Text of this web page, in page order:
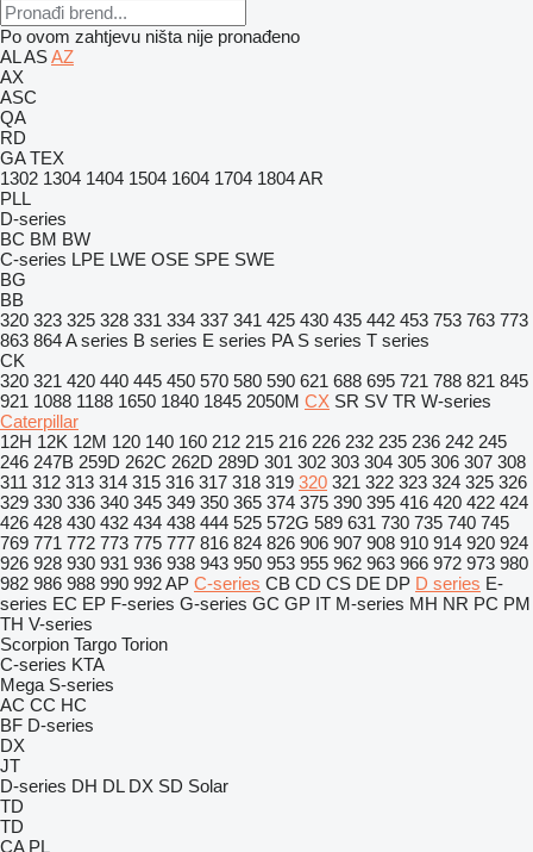
Po ovom zahtjevu ništa nije pronađeno
ALASAZ
AX
ASC
QA
RD
GA TEX
1302 1304 1404 1504 1604 1704 1804AR
PLL
D-series
BC BM BW
C-series LPE LWE OSE SPE SWE
BG
BB
320 323 325 328 331 334 337 341 425 430 435 442 453 753 763 773
863 864A series B series E series PA S series T series
CK
320 321 420 440 445 450 570 580 590 621 688 695 721 788 821 845
921 1088 1188 1650 1840 1845 2050M CX SR SV TR W-series
Caterpillar
12H 12K 12M 120 140 160 212 215 216 226 232 235 236 242 245
246 247B 259D 262C 262D 289D 301 302 303 304 305 306 307 308
311 312 313 314 315 316 317 318 319 320 321 322 323 324 325 326
329 330 336 340 345 349 350 365 374 375 390 395 416 420 422 424
426 428 430 432 434 438 444 525 572G 589 631 730 735 740 745
769 771 772 773 775 777 816 824 826 906 907 908 910 914 920 924
926 928 930 931 936 938 943 950 953 955 962 963 966 972 973 980
982 986 988 990 992AP C-series CB CD CS DE DP D series E-
series EC EP F-series G-series GC GP IT M-series MH NR PC PM
TH V-series
Scorpion Targo Torion
C-series KTA
Mega S-series
AC CC HC
BF D-series
DX
JT
D-series DH DL DX SD Solar
TD
TD
CA PL